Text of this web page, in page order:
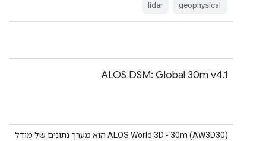
geophysical
lidar
ALOS DSM: Global 30m v4.1
‫ALOS World 3D - 30m (AW3D30) הוא מערך נתונים של מודל